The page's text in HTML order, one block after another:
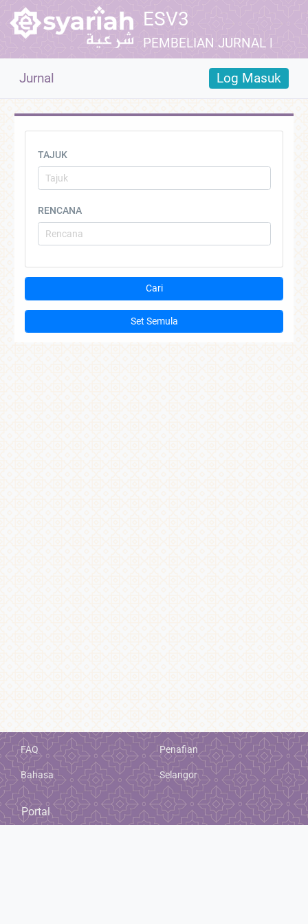
ESV3
PEMBELIAN JURNAL
Jurnal Log Masuk
TAJUK
RENCANA
Cari
Set Semula
FAQ Penafian
Bahasa Selangor
Portal